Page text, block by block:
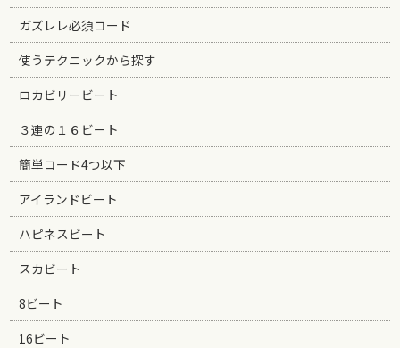
ガズレレ必須コード
使うテクニックから探す
ロカビリービート
３連の１６ビート
簡単コード4つ以下
アイランドビート
ハピネスビート
スカビート
8ビート
16ビート